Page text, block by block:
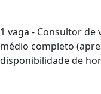
1 vaga - Consultor de
médio completo
disponibilidade de